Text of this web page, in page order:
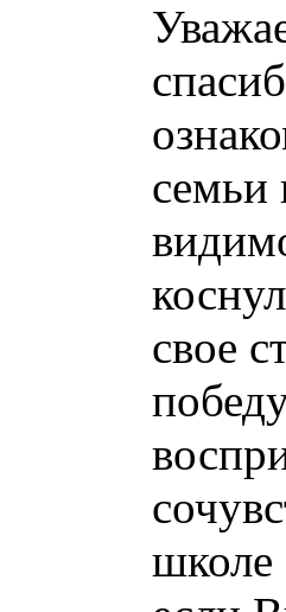
семьи
свое
школе